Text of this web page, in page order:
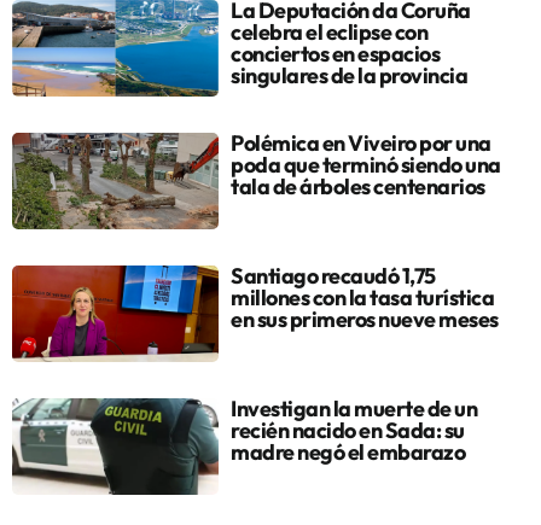
La Deputación da Coruña
celebra el eclipse con
conciertos en espacios
singulares de la provincia
Polémica en Viveiro por una
poda que terminó siendo una
tala de árboles centenarios
Santiago recaudó 1,75
millones con la tasa turística
en sus primeros nueve meses
Investigan la muerte de un
recién nacido en Sada: su
madre negó el embarazo